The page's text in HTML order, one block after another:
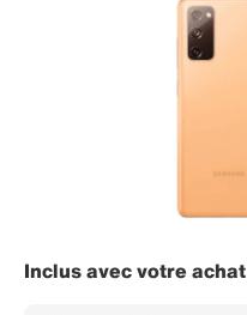
Inclus avec votre achat